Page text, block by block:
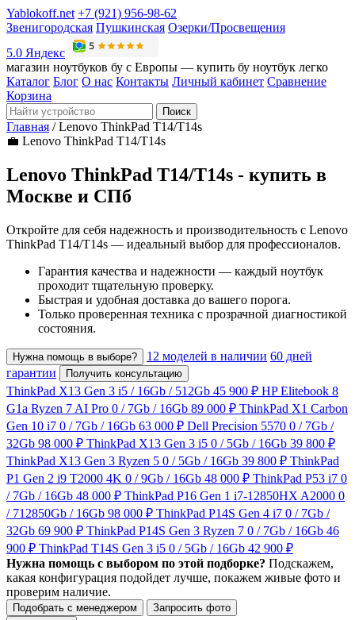
Yablokoff.net +7 (921) 956-98-62
Звенигородская Пушкинская Озерки/Просвещения
5.0 Яндекс
магазин ноутбуков бу с Европы — купить бу ноутбук легко
Каталог Блог О нас Контакты Личный кабинет Сравнение
Корзина
Поиск
Главная / Lenovo ThinkPad T14/T14s
💼 Lenovo ThinkPad T14/T14s
Lenovo ThinkPad T14/T14s - купить в
Москве и СПб
Откройте для себя надежность и производительность с Lenovo
ThinkPad T14/T14s — идеальный выбор для профессионалов.
Гарантия качества и надежности — каждый ноутбук
проходит тщательную проверку.
Быстрая и удобная доставка до вашего порога.
Только проверенная техника с прозрачной диагностикой
состояния.
Нужна помощь в выборе? 12 моделей в наличии 60 дней
гарантии
Получить консультацию
ThinkPad X13 Gen 3 i5 / 16Gb / 512Gb 45 900 ₽ HP Elitebook 8
G1a Ryzen 7 AI Pro 0 / 7Gb / 16Gb 89 000 ₽ ThinkPad X1 Carbon
Gen 10 i7 0 / 7Gb / 16Gb 63 000 ₽ Dell Precision 5570 0 / 7Gb /
32Gb 98 000 ₽ ThinkPad X13 Gen 3 i5 0 / 5Gb / 16Gb 39 800 ₽
ThinkPad X13 Gen 3 Ryzen 5 0 / 5Gb / 16Gb 39 800 ₽ ThinkPad
P1 Gen 2 i9 T2000 4K 0 / 9Gb / 16Gb 48 000 ₽ ThinkPad P53 i7 0
/ 7Gb / 16Gb 48 000 ₽ ThinkPad P16 Gen 1 i7-12850HX A2000 0
/ 712850Gb / 16Gb 98 000 ₽ ThinkPad P14S Gen 4 i7 0 / 7Gb /
32Gb 69 900 ₽ ThinkPad P14S Gen 3 Ryzen 7 0 / 7Gb / 16Gb 46
900 ₽ ThinkPad T14S Gen 3 i5 0 / 5Gb / 16Gb 42 900 ₽
Нужна помощь с выбором по этой подборке? Подскажем,
какая конфигурация подойдет лучше, покажем живые фото и
проверим наличие.
Подобрать с менеджером
Запросить фото